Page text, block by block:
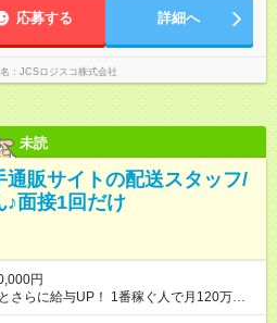
応募する 詳細へ
JCSロジスコ株式会社
未読
通販サイトの配送スタッフ/
♪面接1回だけ
円
さらに給与UP！ 1番稼ぐ人で月120万ほ